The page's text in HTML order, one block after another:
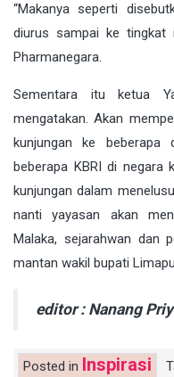
“Makanya seperti
diurus sampai ke tingkat
Pharmanegara.
Sementara itu ketua
mengatakan. Akan
kunjungan ke beberapa
beberapa KBRI di negara
kunjungan dalam
nanti yayasan akan
Malaka, sejarahwan dan
mantan wakil bupati
editor : Nanang
Posted in Inspirasi